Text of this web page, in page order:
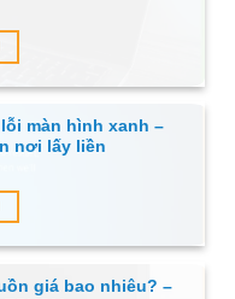
màn hình xanh –
nơi lấy liền
giá bao nhiêu? –